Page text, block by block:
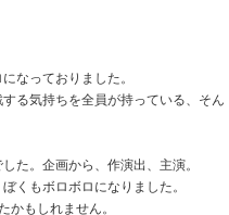
なっておりました。
る気持ちを全員が持っている、そん
た。企画から、作演出、主演。
くもボロボロになりました。
かもしれません。